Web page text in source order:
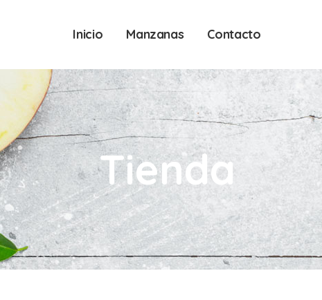
Inicio Manzanas Contacto
Tienda